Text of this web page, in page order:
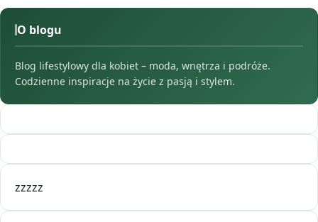
O blogu
Blog lifestylowy dla kobiet – moda, wnętrza i podróże.
Codzienne inspiracje na życie z pasją i stylem.
zzzzz